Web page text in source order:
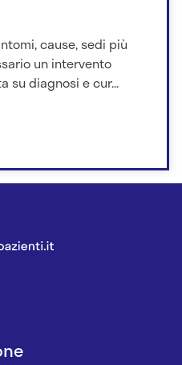
cause, sedi più
un intervento
su diagnosi e cur...